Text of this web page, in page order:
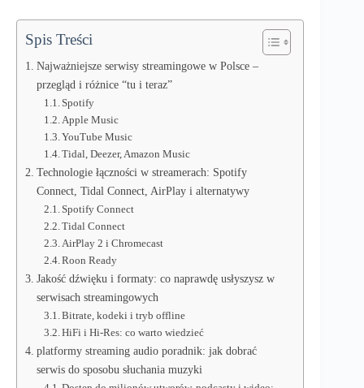
Spis Treści
Najważniejsze serwisy streamingowe w Polsce –
przegląd i różnice “tu i teraz”
Spotify
Apple Music
YouTube Music
Tidal, Deezer, Amazon Music
Technologie łączności w streamerach: Spotify
Connect, Tidal Connect, AirPlay i alternatywy
Spotify Connect
Tidal Connect
AirPlay 2 i Chromecast
Roon Ready
Jakość dźwięku i formaty: co naprawdę usłyszysz w
serwisach streamingowych
Bitrate, kodeki i tryb offline
HiFi i Hi‑Res: co warto wiedzieć
platformy streaming audio poradnik: jak dobrać
serwis do sposobu słuchania muzyki